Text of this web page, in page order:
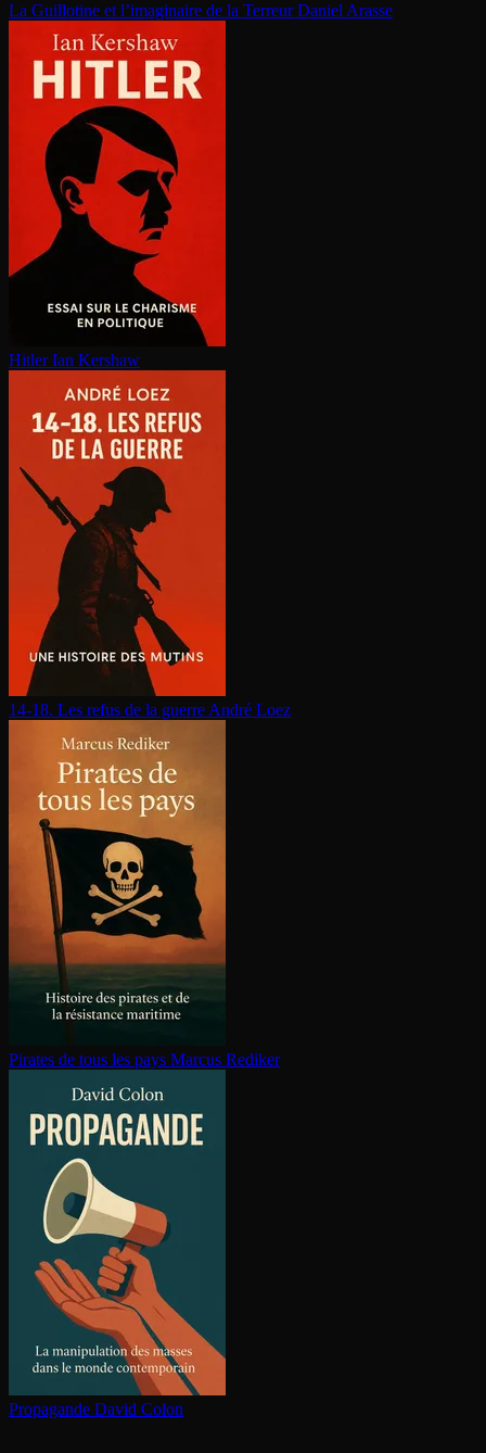
La Guillotine et l’imaginaire de la Terreur Daniel Arasse
Hitler Ian Kershaw
14-18. Les refus de la guerre André Loez
Pirates de tous les pays Marcus Rediker
Propagande David Colon